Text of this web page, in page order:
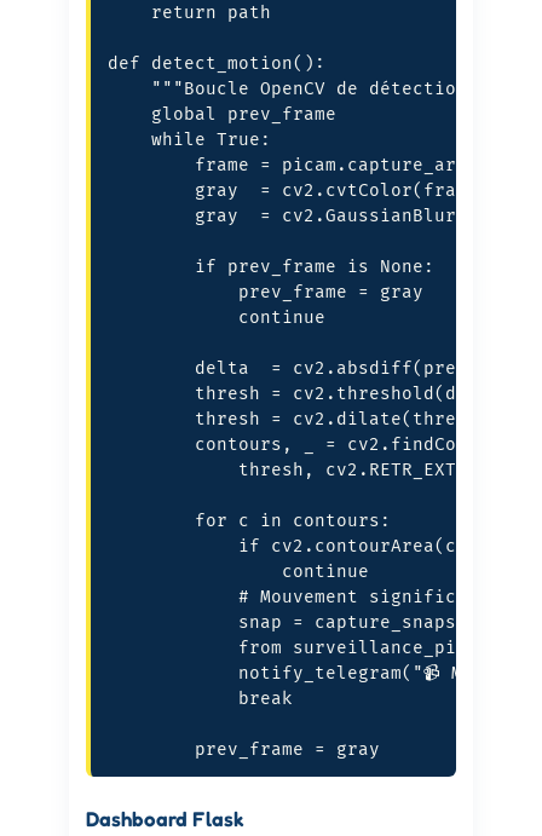
    return path
def detect_motion():
"""Boucle OpenCV de détection de
    global prev_frame
    while True:
        frame = picam.capture_array()
gray  = cv2.cvtColor(frame,
gray  = cv2.GaussianBlur(gray,
        if prev_frame is None:
            prev_frame = gray
            continue
delta  =
thresh = cv2.threshold(delta,
thresh = cv2.dilate(thresh,
        contours, _ = cv2.findContours(
thresh, cv2.RETR_EXTERNAL,
        for c in contours:
if cv2.contourArea(c) <
                continue
# Mouvement significatif
            snap = capture_snapshot()
from surveillance_pi import
notify_telegram("📹
            break
        prev_frame = gray
Dashboard Flask